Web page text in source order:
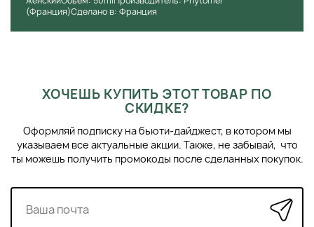
(Франция)Сделано в: Франция
ХОЧЕШЬ КУПИТЬ ЭТОТ ТОВАР ПО
СКИДКЕ?
Оформляй подписку на бьюти-дайджест, в котором мы
указываем все актуальные акции. Также, не забывай, что
ты можешь получить промокоды после сделанных покупок.